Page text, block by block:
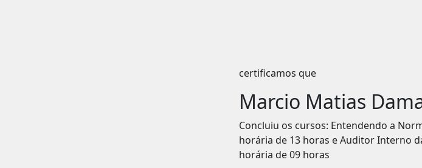
certificamos que
Marcio Matias
Concluiu os cursos: Entendendo a
horária de 13 horas e Auditor Interno
horária de 09 horas